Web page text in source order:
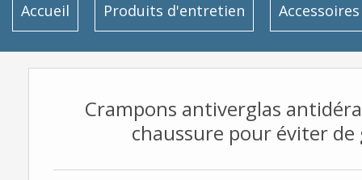
Accueil Produits d'entretien Accessoires
Crampons antiverglas
chaussure pour éviter de